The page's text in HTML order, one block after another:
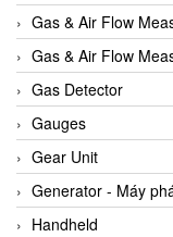
Aqualabo Vietnam
Aquametro
ARCA Regler
Arcos Hydraulik
Ardetem-Sfere-
Argal
AS ENERGI
Gas & Air Flow
Gas & Air Flow
Gas Detector
Gauges
Gear Unit
Generator - Máy
Handheld